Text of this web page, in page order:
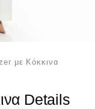
με Κόκκινα
Details